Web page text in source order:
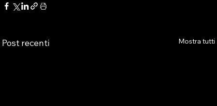
Post recenti Mostra tutti